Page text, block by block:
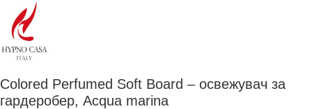
Colored Perfumed Soft Board – освежувач за
гардеробер, Acqua marina